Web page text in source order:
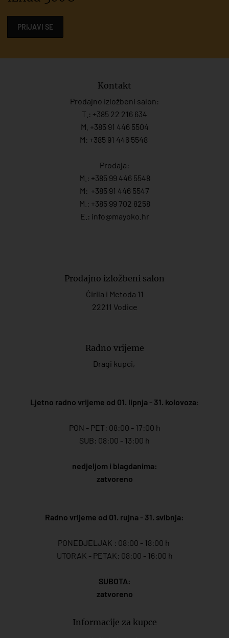
PRIJAVI SE
Kontakt
Prodajno izložbeni salon:
T.: +385 22 216 634
M. +385 91 446 5504
M: +385 91 446 5548
Prodaja:
M.: +385 99 446 5548
M: +385 91 446 5547
M.: +385 99 702 8258
E.: info@mayoko. hr
Prodajno izložbeni salon
Ćirila i Metoda 11
22211 Vodice
Radno vrijeme
Dragi kupci,
Ljetno radno vrijeme od 01. lipnja - 31. kolovoza:
PON - PET: 08:00 - 17:00 h
SUB: 08:00 - 13:00 h
nedjeljom i blagdanima:
zatvoreno
Radno vrijeme od 01. rujna - 31. svibnja:
PONEDJELJAK : 08:00 - 18:00 h
UTORAK - PETAK: 08:00 - 16:00 h
SUBOTA:
zatvoreno
Informacije za kupce